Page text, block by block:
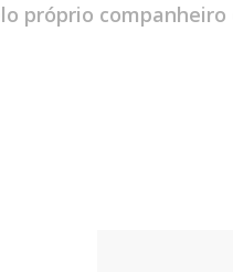
próprio companheiro